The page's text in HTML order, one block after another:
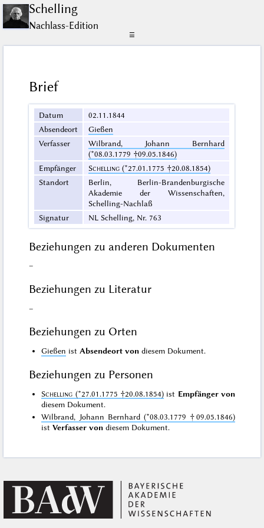
Schelling
Nachlass-Edition
☰
Brief
Datum
02.11.1844
Absendeort
Gießen
Verfasser
Wilbrand, Johann Bernhard
(*08.03.1779 †09.05.1846)
Empfänger
Schelling (*27.01.1775 †20.08.1854)
Standort
Berlin, Berlin-Brandenburgische
Akademie der Wissenschaften,
Schelling-Nachlaß
Signatur
NL Schelling, Nr. 763
Beziehungen zu anderen Dokumenten
–
Beziehungen zu Literatur
–
Beziehungen zu Orten
Gießen ist Absendeort von diesem Dokument.
Beziehungen zu Personen
Schelling (*27.01.1775 †20.08.1854) ist Empfänger von
diesem Dokument.
Wilbrand, Johann Bernhard (*08.03.1779 †09.05.1846)
istVerfasser von diesem Dokument.